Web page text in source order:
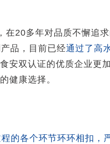
在20多年对品质不懈追
品，目前已经通过了高
食安双认证的优质企业更
健康选择。
的各个环节环环相扣，